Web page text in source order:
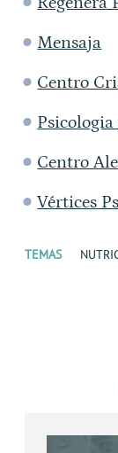
Mensaja
Centro
Centro
Vértices
TEMAS